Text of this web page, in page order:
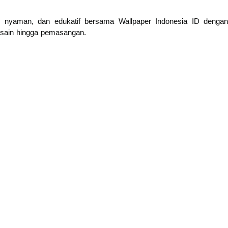
dan edukatif bersama Wallpaper Indonesia ID dengan
hingga pemasangan.